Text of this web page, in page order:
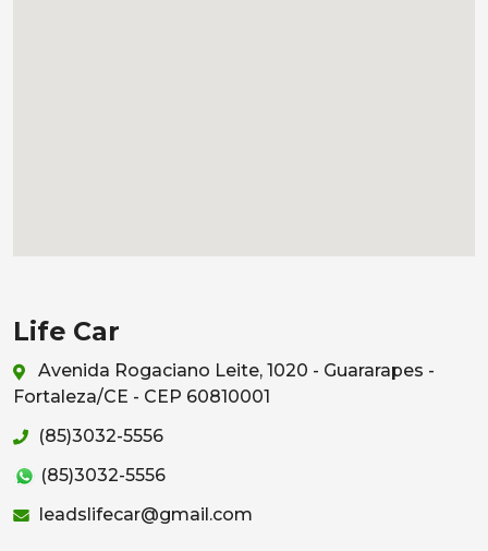
Life Car
Avenida Rogaciano Leite, 1020 - Guararapes -
Fortaleza/CE - CEP 60810001
(85)3032-5556
(85)3032-5556
leadslifecar@gmail.com